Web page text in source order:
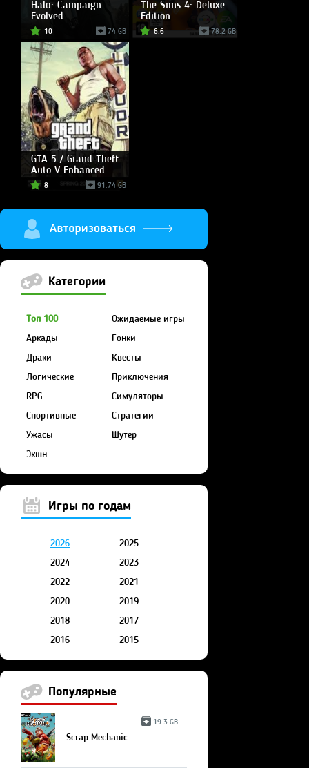
Halo: Campaign
Evolved
10 74 GB
The Sims 4: Deluxe
Edition
6.6 78.2 GB
GTA 5 / Grand Theft
Auto V Enhanced
8 91.74 GB
Категории
Топ 100
Ожидаемые игры
Аркады
Гонки
Драки
Квесты
Логические
Приключения
RPG
Симуляторы
Спортивные
Стратегии
Ужасы
Шутер
Экшн
Игры по годам
2026
2025
2024
2023
2022
2021
2020
2019
2018
2017
2016
2015
Популярные
19.3 GB
Scrap Mechanic